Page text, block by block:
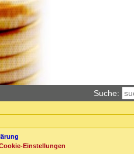
Suche:
Einstellungen